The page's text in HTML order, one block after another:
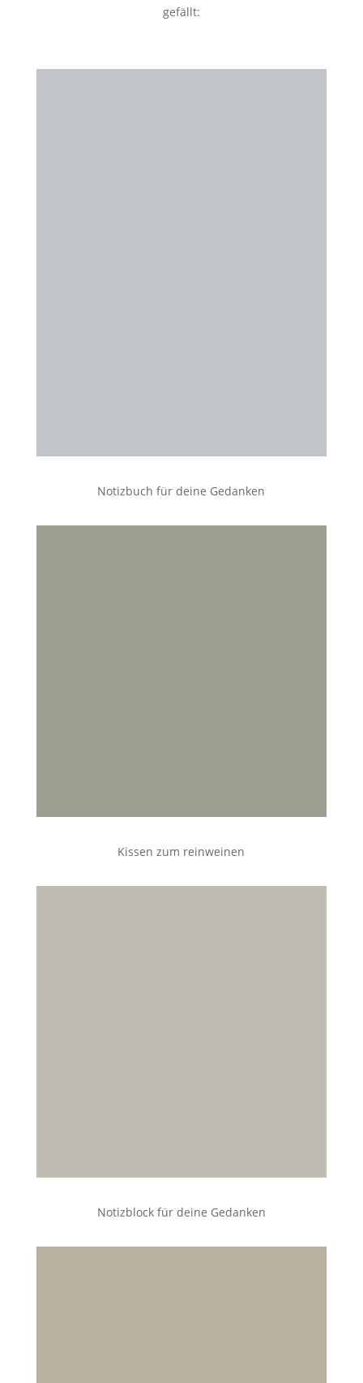
gefällt:
Notizbuch für deine Gedanken
Kissen zum reinweinen
Notizblock für deine Gedanken